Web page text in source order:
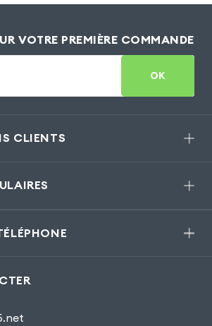
VOTRE PREMIÈRE COMMANDE
OK
CLIENTS